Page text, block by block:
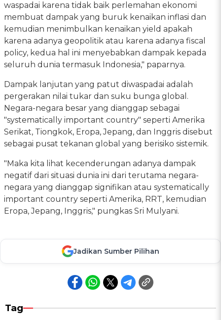
waspadai karena tidak baik perlemahan ekonomi
membuat dampak yang buruk kenaikan inflasi dan
kemudian menimbulkan kenaikan yield apakah
karena adanya geopolitik atau karena adanya fiscal
policy, kedua hal ini menyebabkan dampak kepada
seluruh dunia termasuk Indonesia," paparnya.
Dampak lanjutan yang patut diwaspadai adalah
pergerakan nilai tukar dan suku bunga global.
Negara-negara besar yang dianggap sebagai
"systematically important country" seperti Amerika
Serikat, Tiongkok, Eropa, Jepang, dan Inggris disebut
sebagai pusat tekanan global yang berisiko sistemik.
"Maka kita lihat kecenderungan adanya dampak
negatif dari situasi dunia ini dari terutama negara-
negara yang dianggap signifikan atau systematically
important country seperti Amerika, RRT, kemudian
Eropa, Jepang, Inggris," pungkas Sri Mulyani.
Jadikan Sumber Pilihan
Tag